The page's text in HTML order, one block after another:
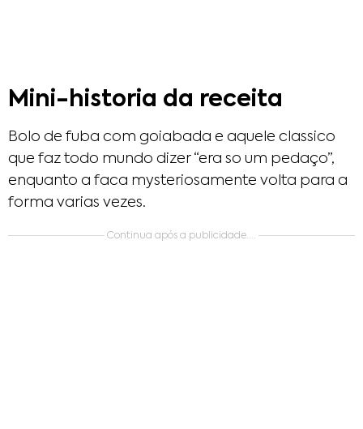
Mini-historia da receita
Bolo de fuba com goiabada e aquele classico
que faz todo mundo dizer “era so um pedaço”,
enquanto a faca mysteriosamente volta para a
forma varias vezes.
Continua após a publicidade....